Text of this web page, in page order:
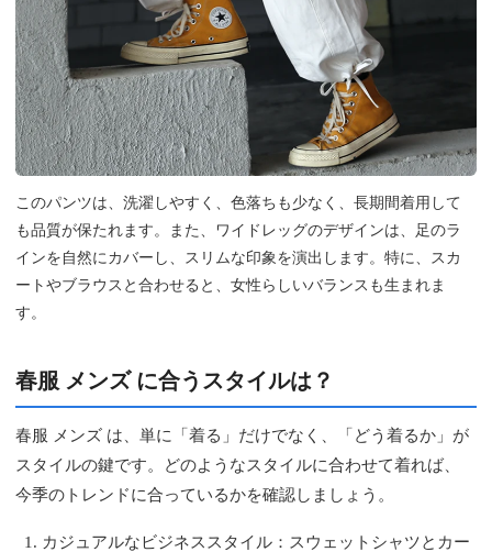
このパンツは、洗濯しやすく、色落ちも少なく、長期間着用して
も品質が保たれます。また、ワイドレッグのデザインは、足のラ
インを自然にカバーし、スリムな印象を演出します。特に、スカ
ートやブラウスと合わせると、女性らしいバランスも生まれま
す。
春服 メンズ に合うスタイルは？
春服 メンズ は、単に「着る」だけでなく、「どう着るか」が
スタイルの鍵です。どのようなスタイルに合わせて着れば、
今季のトレンドに合っているかを確認しましょう。
カジュアルなビジネススタイル：スウェットシャツとカー